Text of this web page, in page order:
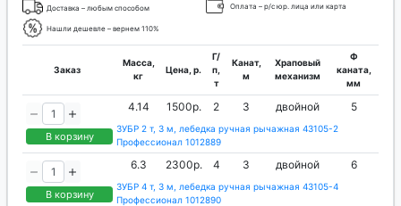
Доставка – любым способом Оплата – р/с юр. лица или карта
Нашли дешевле – вернем 110%
Заказ
Масса,
кг
Цена, р.
Г/
п,
т
Канат,
м
Храповый
механизм
Ф
каната,
мм
В корзину
4.14 1500р. 2 3 двойной 5
ЗУБР 2 т, 3 м, лебедка ручная рычажная 43105-2
Профессионал 1012889
В корзину
6.3 2300р. 4 3 двойной 6
ЗУБР 4 т, 3 м, лебедка ручная рычажная 43105-4
Профессионал 1012890